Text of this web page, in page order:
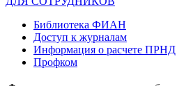
Библиотека ФИАН
Доступ к журналам
Информация о расчете ПРНД
Профком